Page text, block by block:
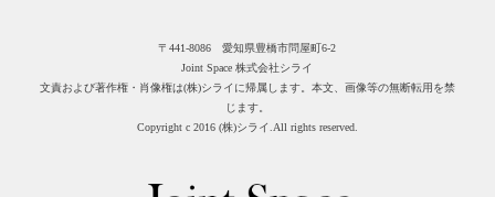
〒441-8086 愛知県豊橋市問屋町6-2
Joint Space 株式会社シライ
文責および著作権・肖像権は(株)シライに帰属します。 本文、画像等の無断転用を禁
じます。
Copyright c 2016 (株)シライ.All rights reserved.